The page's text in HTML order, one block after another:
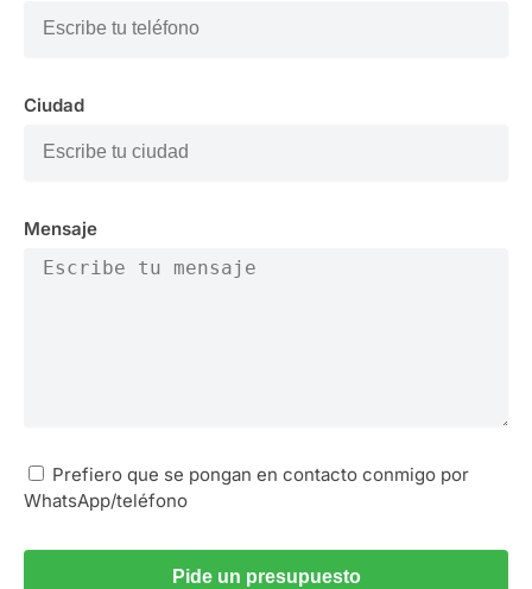
Ciudad
Mensaje
Prefiero que se pongan en contacto conmigo por
WhatsApp/teléfono
Pide un presupuesto